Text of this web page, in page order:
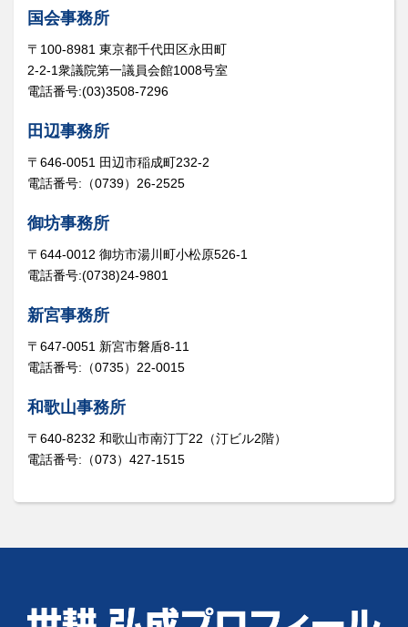
国会事務所
〒100-8981 東京都千代田区永田町
2-2-1衆議院第一議員会館1008号室
電話番号:(03)3508-7296
田辺事務所
〒646-0051 田辺市稲成町232-2
電話番号:（0739）26-2525
御坊事務所
〒644-0012 御坊市湯川町小松原526-1
電話番号:(0738)24-9801
新宮事務所
〒647-0051 新宮市磐盾8-11
電話番号:（0735）22-0015
和歌山事務所
〒640-8232 和歌山市南汀丁22（汀ビル2階）
電話番号:（073）427-1515